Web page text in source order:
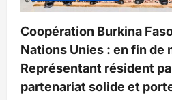
Coopération Burkina
Nations Unies : en fin de
Représentant résident
partenariat solide et